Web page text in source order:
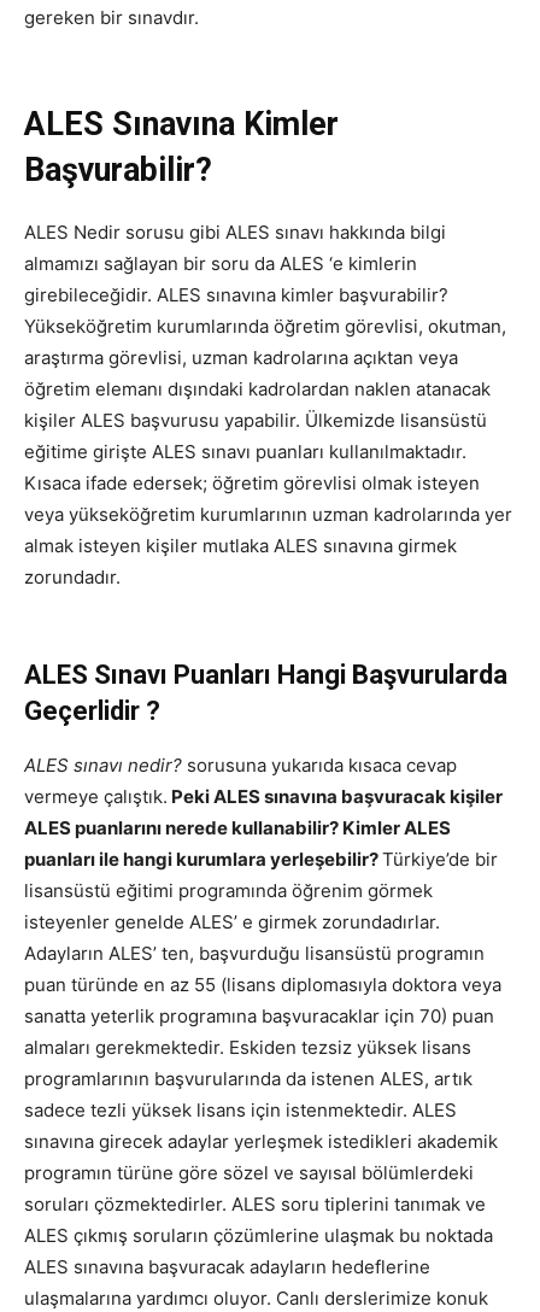
gereken bir sınavdır.
ALES Sınavına Kimler
Başvurabilir?
ALES Nedir sorusu gibi ALES sınavı hakkında bilgi
almamızı sağlayan bir soru da ALES ‘e kimlerin
girebileceğidir. ALES sınavına kimler başvurabilir?
Yükseköğretim kurumlarında öğretim görevlisi, okutman,
araştırma görevlisi, uzman kadrolarına açıktan veya
öğretim elemanı dışındaki kadrolardan naklen atanacak
kişiler ALES başvurusu yapabilir. Ülkemizde lisansüstü
eğitime girişte ALES sınavı puanları kullanılmaktadır.
Kısaca ifade edersek; öğretim görevlisi olmak isteyen
veya yükseköğretim kurumlarının uzman kadrolarında yer
almak isteyen kişiler mutlaka ALES sınavına girmek
zorundadır.
ALES Sınavı Puanları Hangi Başvurularda
Geçerlidir ?
ALES sınavı nedir? sorusuna yukarıda kısaca cevap
vermeye çalıştık. Peki ALES sınavına başvuracak kişiler
ALES puanlarını nerede kullanabilir? Kimler ALES
puanları ile hangi kurumlara yerleşebilir?Türkiye’de bir
lisansüstü eğitimi programında öğrenim görmek
isteyenler genelde ALES’ e girmek zorundadırlar.
Adayların ALES’ ten, başvurduğu lisansüstü programın
puan türünde en az 55 (lisans diplomasıyla doktora veya
sanatta yeterlik programına başvuracaklar için 70) puan
almaları gerekmektedir. Eskiden tezsiz yüksek lisans
programlarının başvurularında da istenen ALES, artık
sadece tezli yüksek lisans için istenmektedir. ALES
sınavına girecek adaylar yerleşmek istedikleri akademik
programın türüne göre sözel ve sayısal bölümlerdeki
soruları çözmektedirler. ALES soru tiplerini tanımak ve
ALES çıkmış soruların çözümlerine ulaşmak bu noktada
ALES sınavına başvuracak adayların hedeflerine
ulaşmalarına yardımcı oluyor. Canlı derslerimize konuk